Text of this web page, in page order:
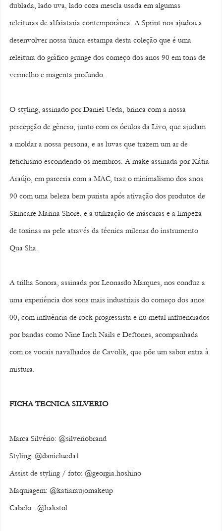
dublada, lado uva, lado coza mescla usada em algumas
releituras de alfaiataria contemporânea. A Sprint nos ajudou a
desenvolver nossa única estampa desta coleção que é uma
releitura do gráfico grunge dos começo dos anos 90 em tons de
vermelho e magenta profundo.
O styling, assinado por Daniel Ueda, brinca com a nossa
percepção de gênero, junto com os óculos da Livo, que ajudam
a moldar a nossa persona, e as luvas que trazem um ar de
fetichismo escondendo os membros. A make assinada por Kátia
Araújo, em parceria com a MAC, traz o minimalismo dos anos
90 com uma beleza bem purista após ativação dos produtos de
Skincare Marina Shore, e a utilização de máscaras e a limpeza
de toxinas na pele através da técnica milenar do instrumento
Qua Sha.
A trilha Sonora, assinada por Leonardo Marques, nos conduz a
uma experiência dos sons mais industriais do começo dos anos
00, com influência de rock progressista e nu metal influenciados
por bandas como Nine Inch Nails e Deftones, acompanhada
com os vocais navalhados de Cavolik, que põe um sabor extra à
mistura.
FICHA TECNICA SILVERIO
Marca Silvério: @silveriobrand
Styling: @danielueda1
Assist de styling / foto: @georgia.hoshino
Maquiagem: @katiaraujomakeup
Cabelo : @hakstol